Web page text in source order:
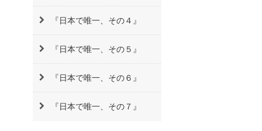
『日本で唯一、その４』
『日本で唯一、その５』
『日本で唯一、その６』
『日本で唯一、その７』